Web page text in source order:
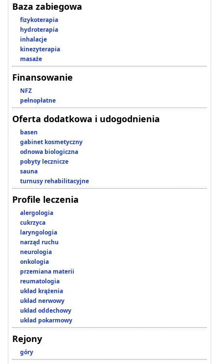
Baza zabiegowa
fizykoterapia
hydroterapia
inhalacje
kinezyterapia
masaże
Finansowanie
NFZ
pełnopłatne
Oferta dodatkowa i udogodnienia
basen
gabinet kosmetyczny
odnowa biologiczna
pobyty lecznicze
sauna
turnusy rehabilitacyjne
Profile leczenia
alergologia
cukrzyca
laryngologia
narząd ruchu
neurologia
onkologia
przemiana materii
reumatologia
układ krążenia
układ nerwowy
układ oddechowy
układ pokarmowy
Rejony
góry